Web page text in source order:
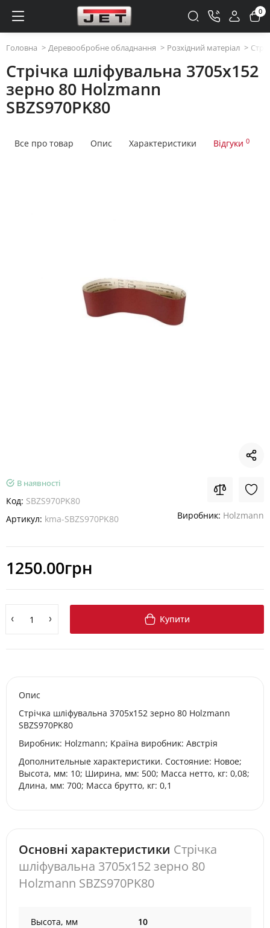
0
Головна Деревообробне обладнання Розхідний матеріал
Стрічка шліфувальна 3705x152
зерно 80 Holzmann
SBZS970PK80
Все про товар Опис Характеристики Відгуки 0
В наявності
Код: SBZS970PK80
Артикул: kma-SBZS970PK80 Виробник: Holzmann
1250.00грн
Купити
Опис
Стрічка шліфувальна 3705x152 зерно 80 Holzmann
SBZS970PK80
Виробник: Holzmann; Країна виробник: Австрія
Дополнительные характеристики. Состояние: Новое;
Высота, мм: 10; Ширина, мм: 500; Масса нетто, кг: 0,08;
Длина, мм: 700; Масса брутто, кг: 0,1
Основні характеристики Стрічка
шліфувальна 3705x152 зерно 80
Holzmann SBZS970PK80
Высота, мм 10